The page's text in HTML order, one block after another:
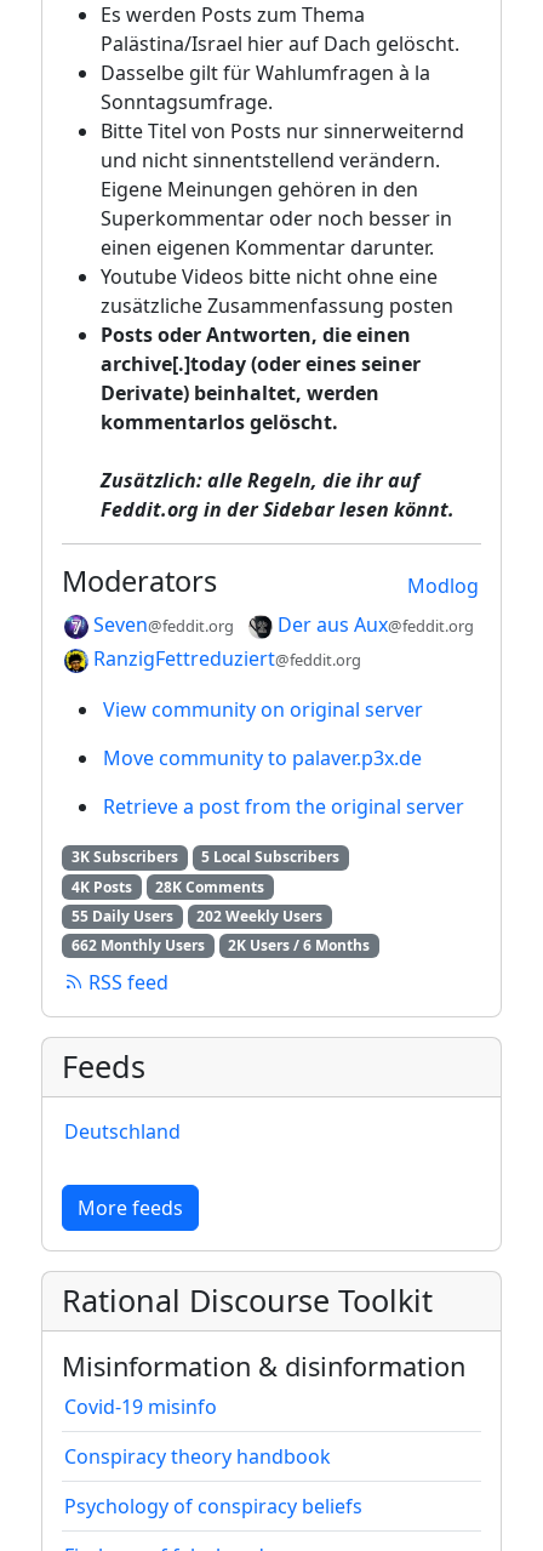
Es werden Posts zum Thema
Palästina/Israel hier auf Dach gelöscht.
Dasselbe gilt für Wahlumfragen à la
Sonntagsumfrage.
Bitte Titel von Posts nur sinnerweiternd
und nicht sinnentstellend verändern.
Eigene Meinungen gehören in den
Superkommentar oder noch besser in
einen eigenen Kommentar darunter.
Youtube Videos bitte nicht ohne eine
zusätzliche Zusammenfassung posten
Posts oder Antworten, die einen
archive[.]today (oder eines seiner
Derivate) beinhaltet, werden
kommentarlos gelöscht.
Zusätzlich: alle Regeln, die ihr auf
Feddit.orgin der Sidebar lesen könnt.
Modlog
Moderators
Seven@feddit.org Der aus Aux@feddit.org
RanzigFettreduziert@feddit.org
View community on original server
Move community to palaver.p3x.de
Retrieve a post from the original server
3K Subscribers
5 Local Subscribers
4K Posts
28K Comments
55 Daily Users
202 Weekly Users
662 Monthly Users
2K Users / 6 Months
RSS feed
Feeds
Deutschland
More feeds
Rational Discourse Toolkit
Misinformation & disinformation
Covid-19 misinfo
Conspiracy theory handbook
Psychology of conspiracy beliefs